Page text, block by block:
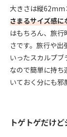
大きさは縦
さまるサイズ感に
はもちろん、旅
さです。旅行や出
いったスカルプブ
なので簡単に持ち
いておく分にも邪
トゲトゲだけ